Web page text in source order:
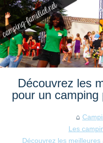
Découvrez les
pour un
Les
Découvrez les meilleures